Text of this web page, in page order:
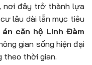
nơi đây trở thành lựa
lâu dài lẫn mục tiêu
án căn hộ Linh Đàm
gian sống hiện đại
theo thời gian.